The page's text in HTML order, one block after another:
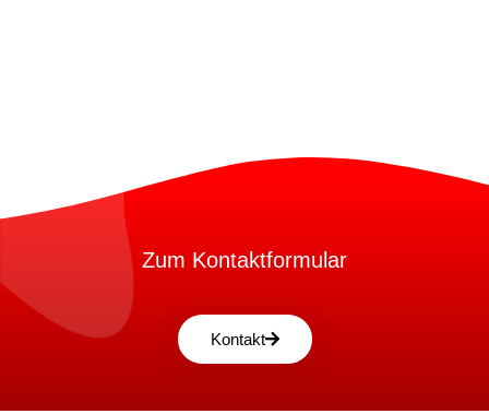
Zum Kontaktformular
Kontakt